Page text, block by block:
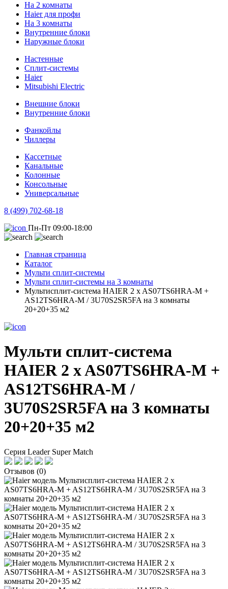
На 2 комнаты
Haier для профи
На 3 комнаты
Внутренние блоки
Наружные блоки
Настенные
Сплит-системы
Haier
Mitsubishi Electric
Внешние блоки
Внутренние блоки
Фанкойлы
Чиллеры
Кассетные
Канальные
Колонные
Консольные
Универсальные
8 (499) 702-68-18
Пн-Пт 09:00-18:00
Главная страница
Каталог
Мульти сплит-системы
Мульти сплит-системы на 3 комнаты
Мультисплит-система HAIER 2 x AS07TS6HRA-M +
AS12TS6HRA-M / 3U70S2SR5FA на 3 комнаты
20+20+35 м2
Мульти сплит-система
HAIER 2 x AS07TS6HRA-M +
AS12TS6HRA-M /
3U70S2SR5FA на 3 комнаты
20+20+35 м2
Серия Leader Super Match
Отзывов (0)